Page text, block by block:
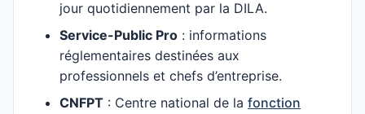
jour quotidiennement par la DILA.
Service-Public Pro : informations
réglementaires destinées aux
professionnels et chefs d’entreprise.
CNFPT : Centre national de la fonction